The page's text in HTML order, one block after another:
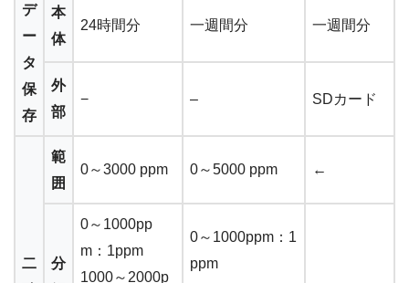
デ
ー
タ
保
存
本
体
24時間分 一週間分 一週間分
外
部
− – SDカード
二
範
囲
0～3000 ppm 0～5000 ppm ←
分
0～1000pp
m：1ppm
1000～2000p
0～1000ppm：1
ppm